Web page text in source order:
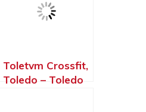
Toletvm Crossfit,
Toledo – Toledo